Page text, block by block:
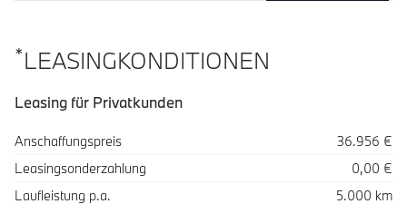
*LEASINGKONDITIONEN
Leasing für Privatkunden
SpezifikationWert
Anschaffungspreis
36.956 €
Leasingsonderzahlung
0,00 €
Laufleistung p.a.
5.000 km